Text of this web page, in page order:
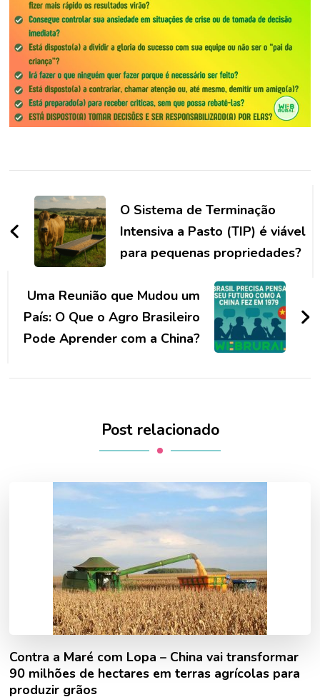
de
post
O Sistema de Terminação
Intensiva a Pasto (TIP) é viável
para pequenas propriedades?
Uma Reunião que Mudou um
País: O Que o Agro Brasileiro
Pode Aprender com a China?
Post relacionado
Contra a Maré com Lopa – China vai transformar
90 milhões de hectares em terras agrícolas para
produzir grãos